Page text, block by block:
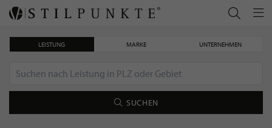
LEISTUNG MARKE UNTERNEHMEN
SUCHEN